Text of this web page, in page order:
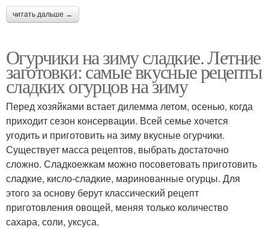
читать дальше →
Огурчики на зиму сладкие. Летние
заготовки: самые вкусные рецепты
сладких огурцов на зиму
Перед хозяйками встает дилемма летом, осенью, когда
приходит сезон консервации. Всей семье хочется
угодить и приготовить на зиму вкусные огурчики.
Существует масса рецептов, выбрать достаточно
сложно. Сладкоежкам можно посоветовать приготовить
сладкие, кисло-сладкие, маринованные огурцы. Для
этого за основу берут классический рецепт
приготовления овощей, меняя только количество
сахара, соли, уксуса.